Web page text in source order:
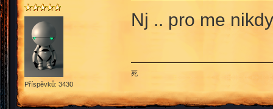
Příspěvků: 3430
Nj .. pro me
死